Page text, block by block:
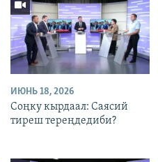
ИЮНЬ 18, 2026
Соңку кырдаал: Саясий
тиреш тереңдедиби?